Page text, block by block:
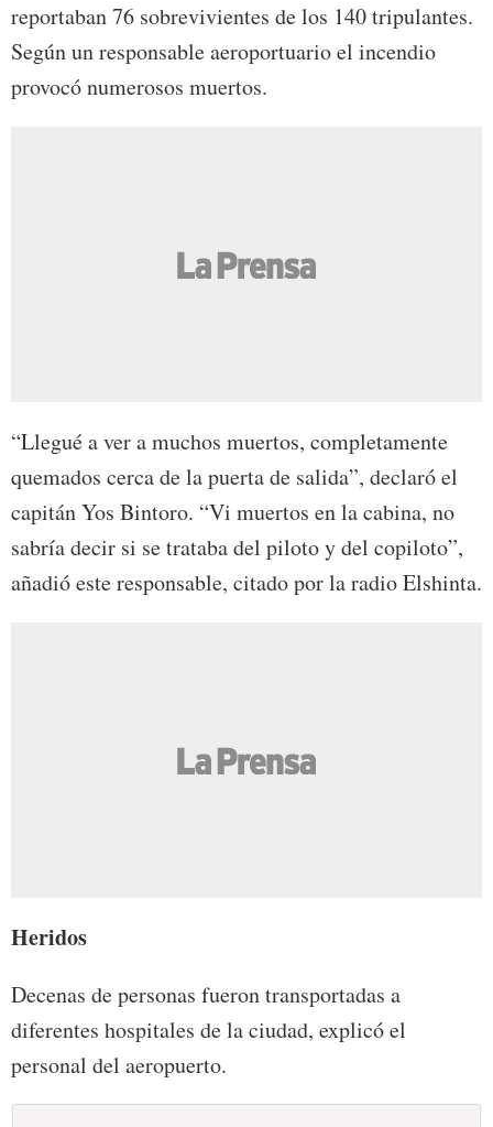
reportaban 76 sobrevivientes de los 140 tripulantes.
Según un responsable aeroportuario el incendio
provocó numerosos muertos.
“Llegué a ver a muchos muertos, completamente
quemados cerca de la puerta de salida”, declaró el
capitán Yos Bintoro. “Vi muertos en la cabina, no
sabría decir si se trataba del piloto y del copiloto”,
añadió este responsable, citado por la radio Elshinta.
Heridos
Decenas de personas fueron transportadas a
diferentes hospitales de la ciudad, explicó el
personal del aeropuerto.